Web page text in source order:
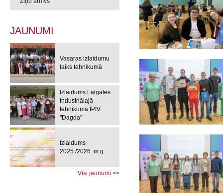
JAUNUMI
Vasaras izlaidumu
laiks tehnikumā
Izlaidums Latgales
Industriālajā
tehnikumā IPĪV
"Dagda"
Izlaidums
2025./2026. m.g.
Visi jaunumi >>